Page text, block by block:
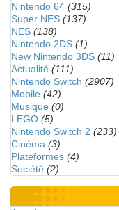
Nintendo 64 (315)
Super NES (137)
NES (138)
Nintendo 2DS (1)
New Nintendo 3DS (11)
Actualité (111)
Nintendo Switch (2907)
Mobile (42)
Musique (0)
LEGO (5)
Nintendo Switch 2 (233)
Cinéma (3)
Plateformes (4)
Société (2)